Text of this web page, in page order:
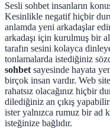
Sesli sohbet insanların
Kesinlikle negatif hiçbir
anlamda yeni arkadaşlar
arkadaşı için kurulmuş bir
tarafın sesini kolayca
tonlamalarda istediğiniz
sohbet sayesinde hayata
birçok insan vardır. Web
rahatsız olacağınız hiçbir
dilediğiniz an çıkış
ister yalnızca rumuz bir ad
isteğinize bağlıdır.